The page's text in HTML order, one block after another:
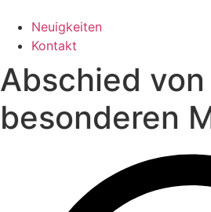
Neuigkeiten
Kontakt
Abschied
besonderen